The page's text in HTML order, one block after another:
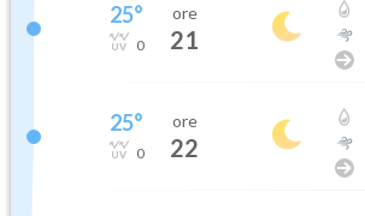
25°
0
ore
21
25°
0
ore
22